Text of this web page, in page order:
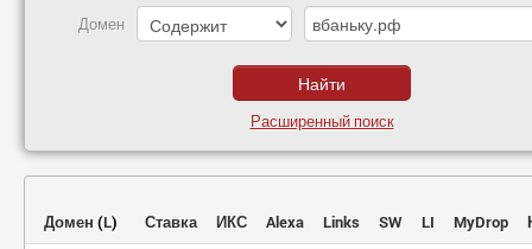
Домен
Расширенный поиск
Домен (L) Ставка ИКС Alexa Links SW LI MyDrop